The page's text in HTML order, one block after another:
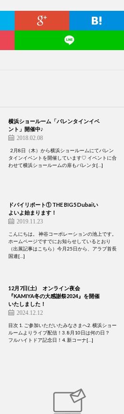
横浜ショールーム「バレンタインイベ
ント」開催中♪
2018.02.08
2月8日（木）から横浜ショールームにてバレン
タインイベントを開催しています♡ イベントに合
わせて横浜ショールームの扉もバレンタ[…]
ドバイリポート① THE BIG5 Dubaiい
よいよ始まります！
2019.11.23
こんにちは。 神谷コーポレーションの池上です。
ホームページですでにお知らせしているとおり
（出展記事はこちら）今月25日から、アラブ首長
国連[…]
12月7日(土) オンライン夜会
『KAMIYA冬の大感謝祭2024』を開催
いたしました！
2024.12.12
目次 1. ご参加いただいたみなさまへ2. 横浜ショー
ルームよりライブ配信！3. 8月10日は何の日？
フルハイトドア記念日！4. 新コーナ[…]